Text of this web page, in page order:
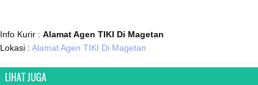
Info Kurir : Alamat Agen TIKI Di Magetan
Lokasi : Alamat Agen TIKI Di Magetan
LIHAT JUGA